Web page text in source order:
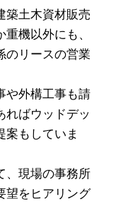
築土木資材販売
機以外にも、
のリースの営業
や外構工事も請
ればウッドデッ
案もしていま
、現場の事務所
望をヒアリング